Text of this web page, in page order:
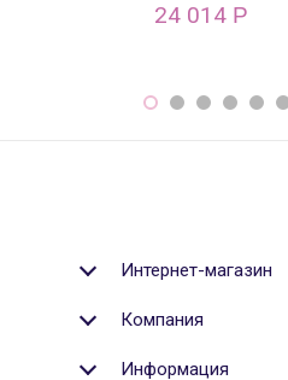
24 014 Р
Интернет-магазин
Компания
Информация